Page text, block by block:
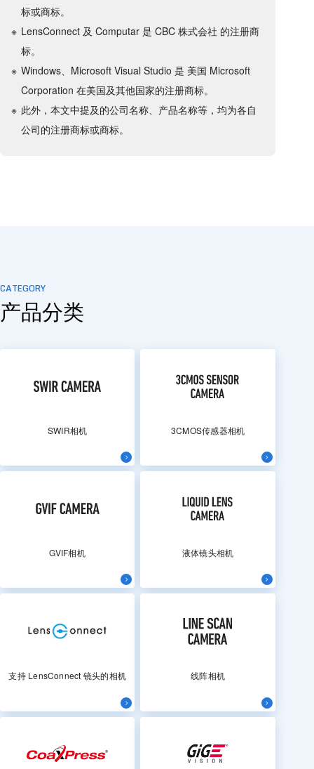
标或商标。
LensConnect 及 Computar 是 CBC 株式会社 的注册商
标。
Windows、Microsoft Visual Studio 是 美国 Microsoft
Corporation 在美国及其他国家的注册商标。
此外，本文中提及的公司名称、产品名称等，均为各自
公司的注册商标或商标。
CATEGORY
产品分类
SWIR相机 3CMOS传感器相机
GVIF相机 液体镜头相机
支持 LensConnect 镜头的相机 线阵相机